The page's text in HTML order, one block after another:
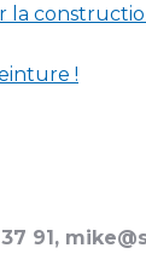
la
!
91,